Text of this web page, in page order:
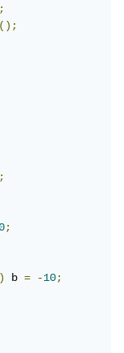
();
;
) b = -10;